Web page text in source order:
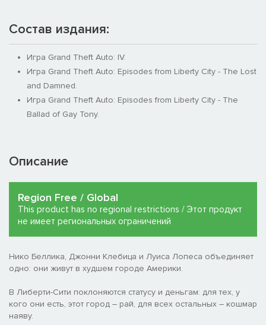
Состав издания:
Игра Grand Theft Auto: IV.
Игра Grand Theft Auto: Episodes from Liberty City - The Lost
and Damned.
Игра Grand Theft Auto: Episodes from Liberty City - The
Ballad of Gay Tony.
Описание
Region Free / Global
This product has no regional restrictions / Этот продукт
не имеет региональных ограничений
Нико Беллика, Джонни Клебица и Луиса Лопеса объединяет
одно: они живут в худшем городе Америки.
В Либерти-Сити поклоняются статусу и деньгам: для тех, у
кого они есть, этот город – рай, для всех остальных – кошмар
наяву.